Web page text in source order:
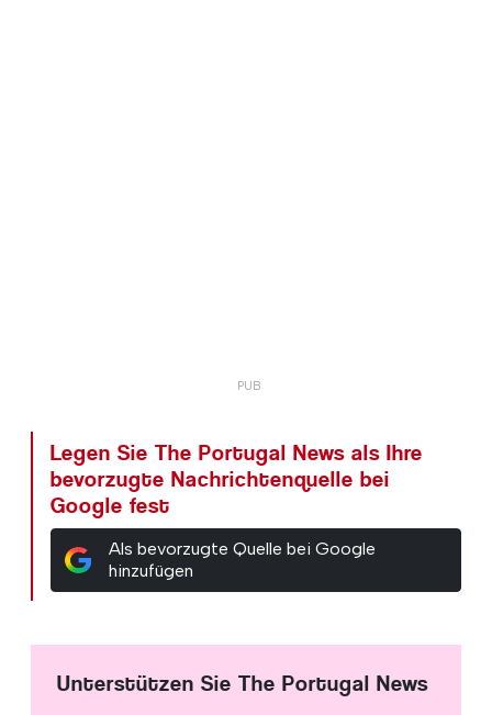
Legen Sie The Portugal News als Ihre
bevorzugte Nachrichtenquelle bei
Google fest
Als bevorzugte Quelle bei Google
hinzufügen
Unterstützen Sie The Portugal News